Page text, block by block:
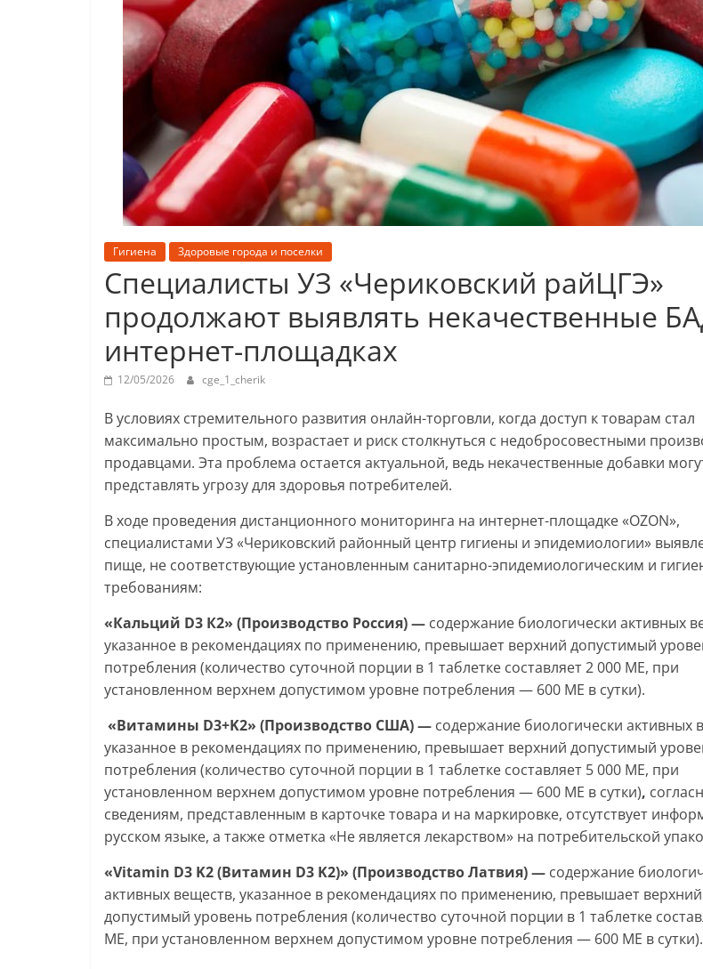
Гигиена Здоровые города и поселки
Специалисты УЗ «Чериковский райЦГЭ»
продолжают выявлять некачественные
интернет-площадках
12/05/2026 cge_1_cherik
В условиях стремительного развития онлайн-торговли, когда доступ к товарам стал
максимально простым, возрастает и риск столкнуться с недобросовестными
продавцами. Эта проблема остается актуальной, ведь некачественные добавки
представлять угрозу для здоровья потребителей.
В ходе проведения дистанционного мониторинга на интернет-площадке «OZON»,
специалистами УЗ «Чериковский районный центр гигиены и эпидемиологии»
пище, не соответствующие установленным санитарно-эпидемиологическим и
требованиям:
«Кальций D3 К2» (Производство Россия) — содержание биологически активных
указанное в рекомендациях по применению, превышает верхний допустимый
потребления (количество суточной порции в 1 таблетке составляет 2 000 МЕ, при
установленном верхнем допустимом уровне потребления — 600 МЕ в сутки).
«Витамины D3+K2» (Производство США) — содержание биологически активных
указанное в рекомендациях по применению, превышает верхний допустимый
потребления (количество суточной порции в 1 таблетке составляет 5 000 МЕ, при
установленном верхнем допустимом уровне потребления — 600 МЕ в сутки),
сведениям, представленным в карточке товара и на маркировке, отсутствует
русском языке, а также отметка «Не является лекарством» на потребительской
«Vitamin D3 K2 (Витамин D3 K2)» (Производство Латвия) — содержание
активных веществ, указанное в рекомендациях по применению, превышает верхний
допустимый уровень потребления (количество суточной порции в 1 таблетке
МЕ, при установленном верхнем допустимом уровне потребления — 600 МЕ в сутки).